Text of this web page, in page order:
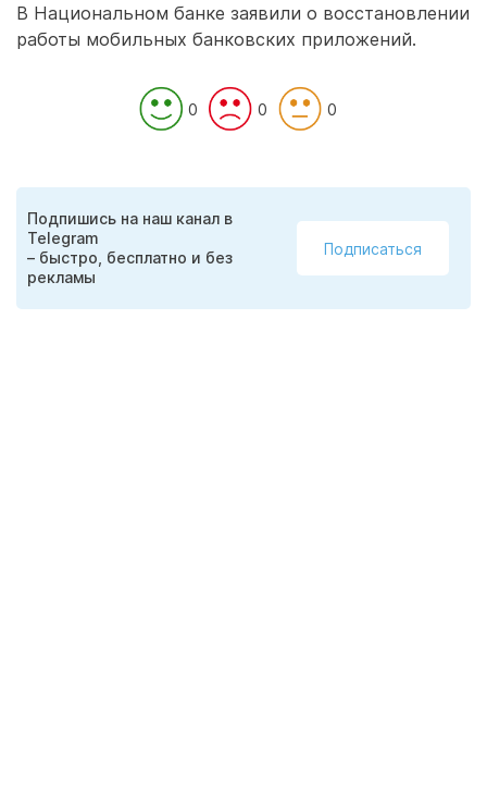
В Национальном банке заявили о восстановлении
работы мобильных банковских приложений.
0 0 0
Подпишись на наш канал в
Telegram
– быстро, бесплатно и без
рекламы
Подписаться